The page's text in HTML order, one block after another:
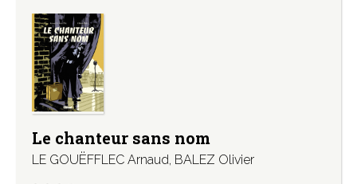
Le chanteur sans nom
LE GOUËFFLEC Arnaud, BALEZ Olivier